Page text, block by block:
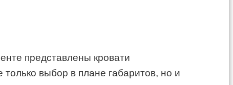
представлены кровати
только выбор в плане габаритов, но и